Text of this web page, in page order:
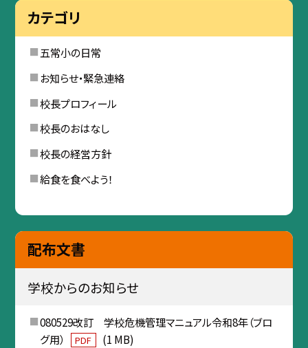
カテゴリ
五常小の日常
お知らせ・緊急連絡
校長プロフィール
校長のおはなし
校長の経営方針
給食を食べよう！
配布文書
学校からのお知らせ
080529改訂 学校危機管理マニュアル令和8年（ブロ
グ用）
PDF
(1 MB)